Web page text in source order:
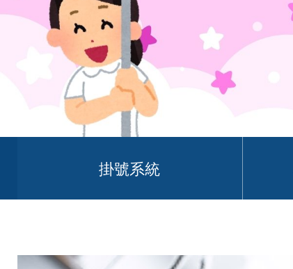
掛號系統